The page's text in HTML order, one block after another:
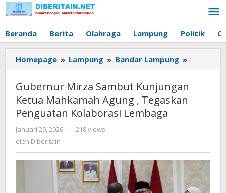
Lewati
ke
Beranda Berita Olahraga Lampung Politik
Homepage » Lampung » Bandar Lampung »
Mirza
Lembaga
Gubernur Mirza Sambut Kunjungan
Ketua Mahkamah Agung , Tegaskan
Penguatan Kolaborasi Lembaga
Januari 29, 2026
oleh
-
218 views
oleh Diberitain